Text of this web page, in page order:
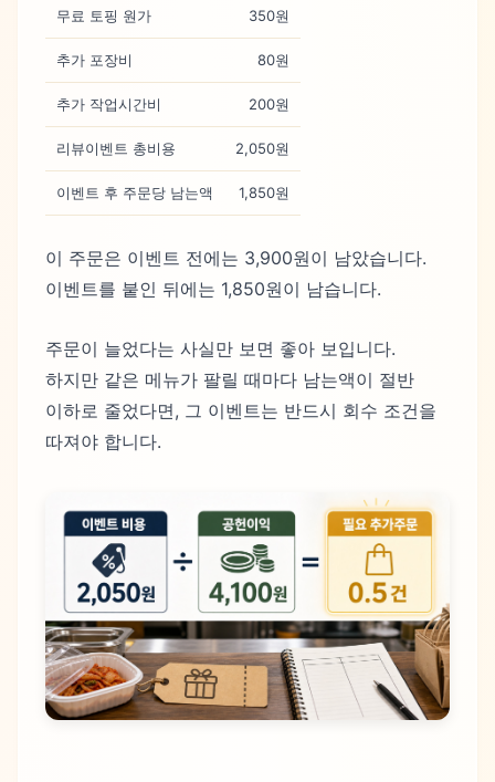
무료 토핑 원가 350원
추가 포장비 80원
추가 작업시간비 200원
리뷰이벤트 총비용 2,050원
이벤트 후 주문당 남는액 1,850원
이 주문은 이벤트 전에는 3,900원이 남았습니다.
이벤트를 붙인 뒤에는 1,850원이 남습니다.
주문이 늘었다는 사실만 보면 좋아 보입니다.
하지만 같은 메뉴가 팔릴 때마다 남는액이 절반
이하로 줄었다면, 그 이벤트는 반드시 회수 조건을
따져야 합니다.